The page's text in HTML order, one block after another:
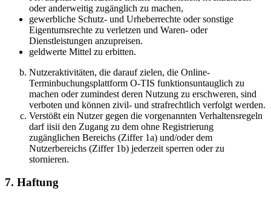
oder anderweitig zugänglich zu machen,
gewerbliche Schutz- und Urheberrechte oder sonstige
Eigentumsrechte zu verletzen und Waren- oder
Dienstleistungen anzupreisen.
geldwerte Mittel zu erbitten.
Nutzeraktivitäten, die darauf zielen, die Online-
Terminbuchungsplattform O-TIS funktionsuntauglich zu
machen oder zumindest deren Nutzung zu erschweren, sind
verboten und können zivil- und strafrechtlich verfolgt werden.
Verstößt ein Nutzer gegen die vorgenannten Verhaltensregeln
darf iisii den Zugang zu dem ohne Registrierung
zugänglichen Bereichs (Ziffer 1a) und/oder dem
Nutzerbereichs (Ziffer 1b) jederzeit sperren oder zu
stornieren.
7. Haftung